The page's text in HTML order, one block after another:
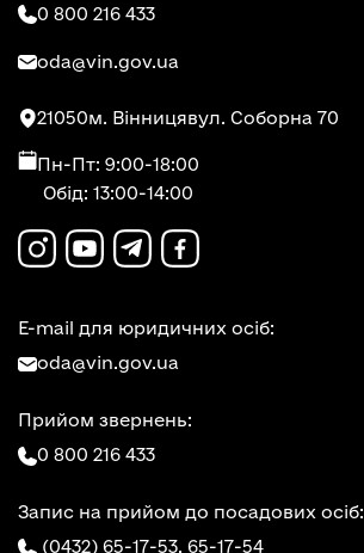
0 800 216 433
oda@vin.gov.ua
21050м. Вінницявул. Соборна 70
Пн-Пт: 9:00-18:00
Обід: 13:00-14:00
E-mail для юридичних осіб:
oda@vin.gov.ua
Прийом звернень:
0 800 216 433
Запис на прийом до посадових осіб:
(0432) 65-17-53, 65-17-54